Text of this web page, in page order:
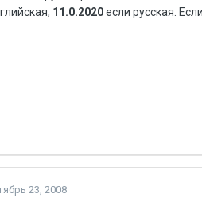
11.0.2020если русская.
23, 2008